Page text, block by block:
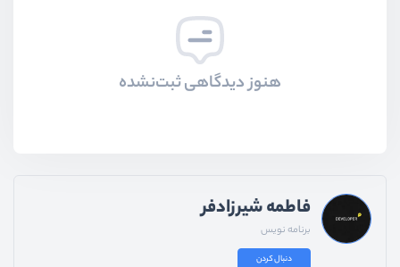
هنوز دیدگاهی ثبت‌نشده
فاطمه شیرزادفر
برنامه نویس
دنبال کردن